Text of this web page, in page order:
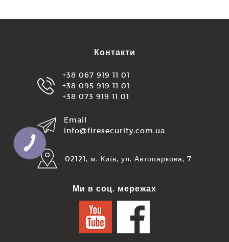
Контакти
+38 067 919 11 01
+38 095 919 11 01
+38 073 919 11 01
Email
info@firesecurity.com.ua
02121, м. Київ, ул. Автопаркова, 7
Ми в соц. мережах
КНОПКА
ЗВ'ЯЗКУ